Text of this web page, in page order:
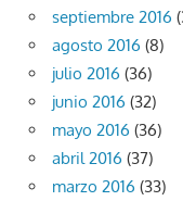
septiembre 2016
agosto 2016 (8)
julio 2016 (36)
junio 2016 (32)
mayo 2016 (36)
abril 2016 (37)
marzo 2016 (33)